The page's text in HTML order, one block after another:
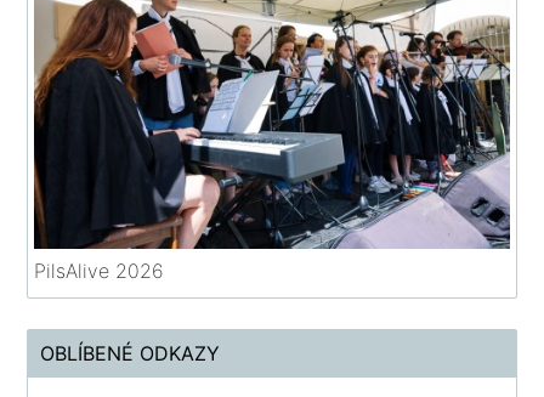
PilsAlive 2026
OBLÍBENÉ ODKAZY